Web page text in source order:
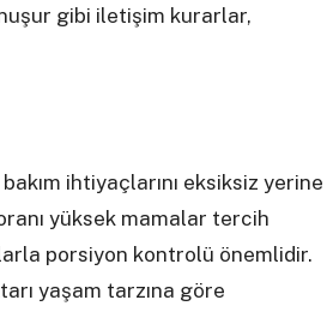
gibi iletişim kurarlar,
ihtiyaçlarını eksiksiz yerine
yüksek mamalar tercih
porsiyon kontrolü önemlidir.
yaşam tarzına göre